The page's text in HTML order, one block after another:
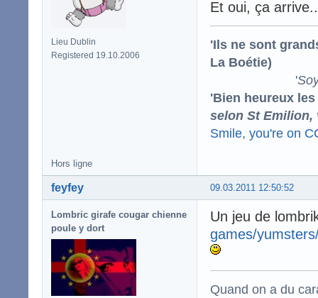
Lieu Dublin
Registered 19.10.2006
Et oui, ça
'Ils ne sont
La Boétie)
'
'Bien heureux
selon St Emilion,
Smile, you're on
Hors ligne
09.03.2011 12:50:52
feyfey
Lombric girafe cougar chienne
poule y dort
Un jeu de
games/
Quand on a du